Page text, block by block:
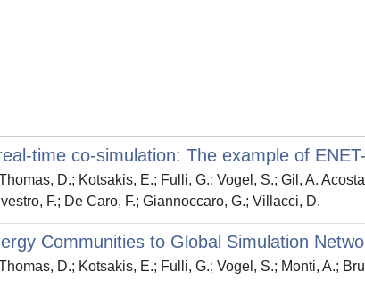
time co-simulation: The example of
D.; Kotsakis, E.; Fulli, G.; Vogel, S.; Gil, A.
F.; De Caro, F.; Giannoccaro, G.; Villacci, D.
Communities to Global Simulation
D.; Kotsakis, E.; Fulli, G.; Vogel, S.; Monti, A.;